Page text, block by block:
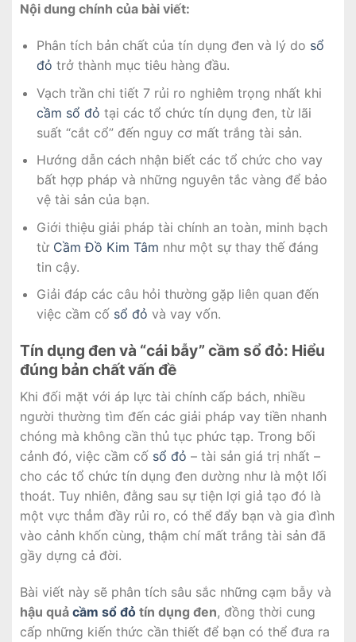
Nội dung chính của bài viết:
Phân tích bản chất của tín dụng đen và lý do sổ
đỏ trở thành mục tiêu hàng đầu.
Vạch trần chi tiết 7 rủi ro nghiêm trọng nhất khi
cầm sổ đỏ tại các tổ chức tín dụng đen, từ lãi
suất “cắt cổ” đến nguy cơ mất trắng tài sản.
Hướng dẫn cách nhận biết các tổ chức cho vay
bất hợp pháp và những nguyên tắc vàng để bảo
vệ tài sản của bạn.
Giới thiệu giải pháp tài chính an toàn, minh bạch
từ Cầm Đồ Kim Tâm như một sự thay thế đáng
tin cậy.
Giải đáp các câu hỏi thường gặp liên quan đến
việc cầm cố sổ đỏ và vay vốn.
Tín dụng đen và “cái bẫy” cầm sổ đỏ: Hiểu
đúng bản chất vấn đề
Khi đối mặt với áp lực tài chính cấp bách, nhiều
người thường tìm đến các giải pháp vay tiền nhanh
chóng mà không cần thủ tục phức tạp. Trong bối
cảnh đó, việc cầm cố sổ đỏ – tài sản giá trị nhất –
cho các tổ chức tín dụng đen dường như là một lối
thoát. Tuy nhiên, đằng sau sự tiện lợi giả tạo đó là
một vực thẳm đầy rủi ro, có thể đẩy bạn và gia đình
vào cảnh khốn cùng, thậm chí mất trắng tài sản đã
gầy dựng cả đời.
Bài viết này sẽ phân tích sâu sắc những cạm bẫy và
hậu quả cầm sổ đỏ tín dụng đen, đồng thời cung
cấp những kiến thức cần thiết để bạn có thể đưa ra